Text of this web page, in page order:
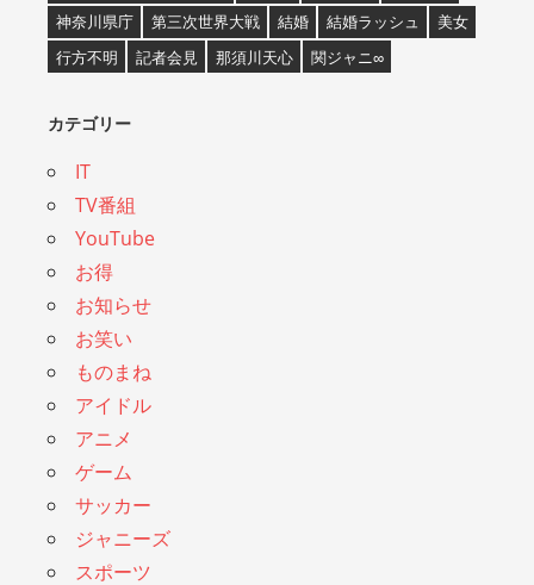
神奈川県庁
第三次世界大戦 結婚 結婚ラッシュ
美女
行方不明
記者会見 那須川天心 関ジャニ∞
カテゴリー
IT
TV番組
YouTube
お得
お知らせ
お笑い
ものまね
アイドル
アニメ
ゲーム
サッカー
ジャニーズ
スポーツ